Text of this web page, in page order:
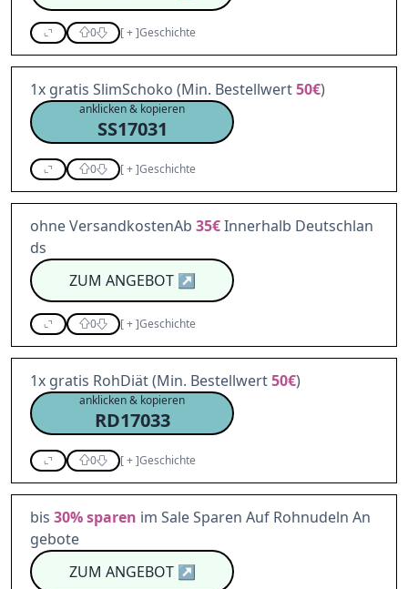
0 [+]Geschichte
1x gratis SlimSchoko (Min. Bestellwert50€)
anklicken & kopieren
SS17031
0 [+]Geschichte
ohne VersandkostenAb 35€Innerhalb Deutschlan
ds
ZUM ANGEBOT↗
0 [+]Geschichte
1x gratis RohDiät (Min. Bestellwert50€)
anklicken & kopieren
RD17033
0 [+]Geschichte
bis 30%sparen im Sale Sparen Auf Rohnudeln An
gebote
ZUM ANGEBOT↗